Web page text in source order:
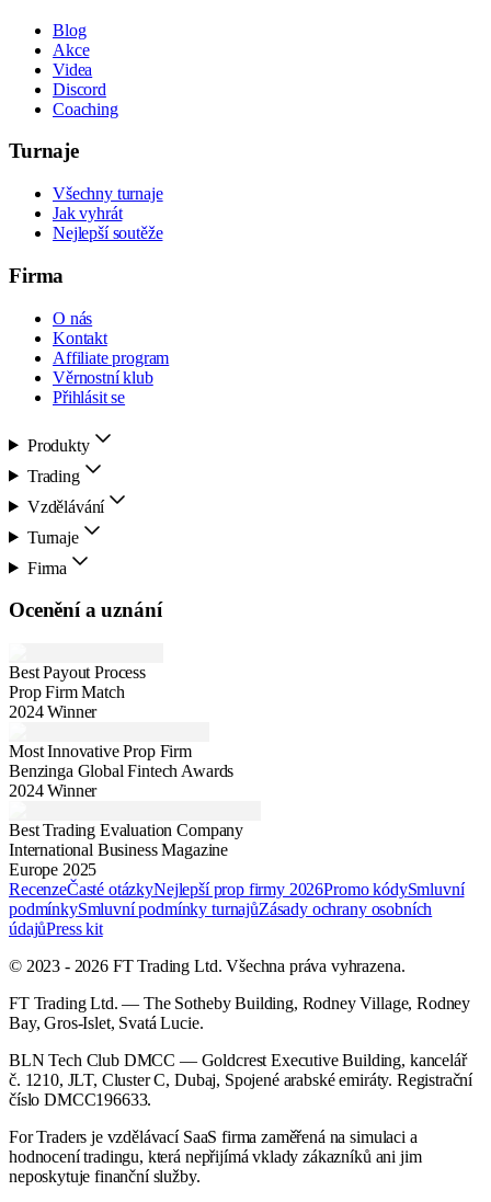
Blog
Akce
Videa
Discord
Coaching
Turnaje
Všechny turnaje
Jak vyhrát
Nejlepší soutěže
Firma
O nás
Kontakt
Affiliate program
Věrnostní klub
Přihlásit se
Produkty
Trading
Vzdělávání
Turnaje
Firma
Ocenění a uznání
Best Payout Process
Prop Firm Match
2024 Winner
Most Innovative Prop Firm
Benzinga Global Fintech Awards
2024 Winner
Best Trading Evaluation Company
International Business Magazine
Europe 2025
RecenzeČasté otázkyNejlepší prop firmy 2026Promo kódySmluvní
podmínkySmluvní podmínky turnajůZásady ochrany osobních
údajůPress kit
© 2023 - 2026 FT Trading Ltd. Všechna práva vyhrazena.
FT Trading Ltd. — The Sotheby Building, Rodney Village, Rodney
Bay, Gros-Islet, Svatá Lucie.
BLN Tech Club DMCC — Goldcrest Executive Building, kancelář
č. 1210, JLT, Cluster C, Dubaj, Spojené arabské emiráty. Registrační
číslo DMCC196633.
For Traders je vzdělávací SaaS firma zaměřená na simulaci a
hodnocení tradingu, která nepřijímá vklady zákazníků ani jim
neposkytuje finanční služby.